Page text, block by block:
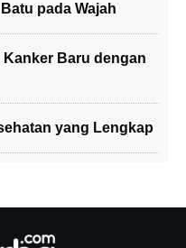
pada Wajah
Baru dengan
yang Lengkap